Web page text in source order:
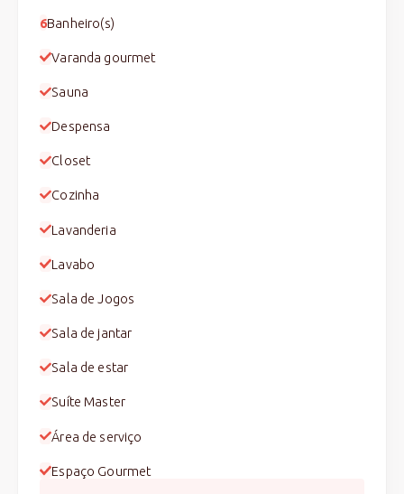
6Banheiro(s)
Varanda gourmet
Sauna
Despensa
Closet
Cozinha
Lavanderia
Lavabo
Sala de Jogos
Sala de jantar
Sala de estar
Suíte Master
Área de serviço
Espaço Gourmet